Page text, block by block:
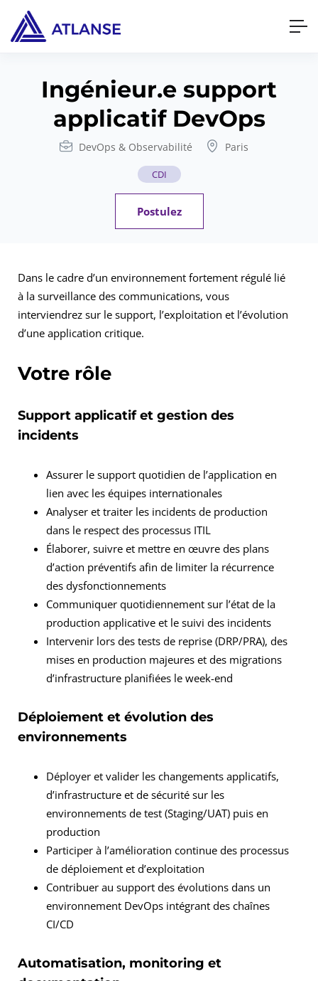
Ingénieur.e support
applicatif DevOps
DevOps & Observabilité Paris
CDI
Postulez
Dans le cadre d’un environnement fortement régulé lié
à la surveillance des communications, vous
interviendrez sur le support, l’exploitation et l’évolution
d’une application critique.
Votre rôle
Support applicatif et gestion des
incidents
Assurer le support quotidien de l’application en
lien avec les équipes internationales
Analyser et traiter les incidents de production
dans le respect des processus ITIL
Élaborer, suivre et mettre en œuvre des plans
d’action préventifs afin de limiter la récurrence
des dysfonctionnements
Communiquer quotidiennement sur l’état de la
production applicative et le suivi des incidents
Intervenir lors des tests de reprise (DRP/PRA), des
mises en production majeures et des migrations
d’infrastructure planifiées le week-end
Déploiement et évolution des
environnements
Déployer et valider les changements applicatifs,
d’infrastructure et de sécurité sur les
environnements de test (Staging/UAT) puis en
production
Participer à l’amélioration continue des processus
de déploiement et d’exploitation
Contribuer au support des évolutions dans un
environnement DevOps intégrant des chaînes
CI/CD
Automatisation, monitoring et